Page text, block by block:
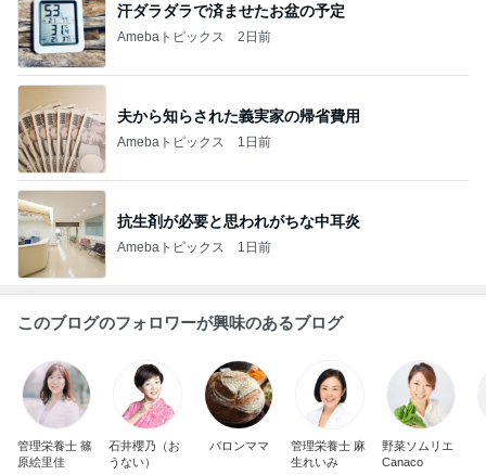
汗ダラダラで済ませたお盆の予定
Amebaトピックス 2日前
夫から知らされた義実家の帰省費用
Amebaトピックス 1日前
抗生剤が必要と思われがちな中耳炎
Amebaトピックス 1日前
このブログのフォロワーが興味のあるブログ
管理栄養士 篠
原絵里佳
石井櫻乃（お
うない）
バロンママ
管理栄養士 麻
生れいみ
野菜ソムリエ
Canaco